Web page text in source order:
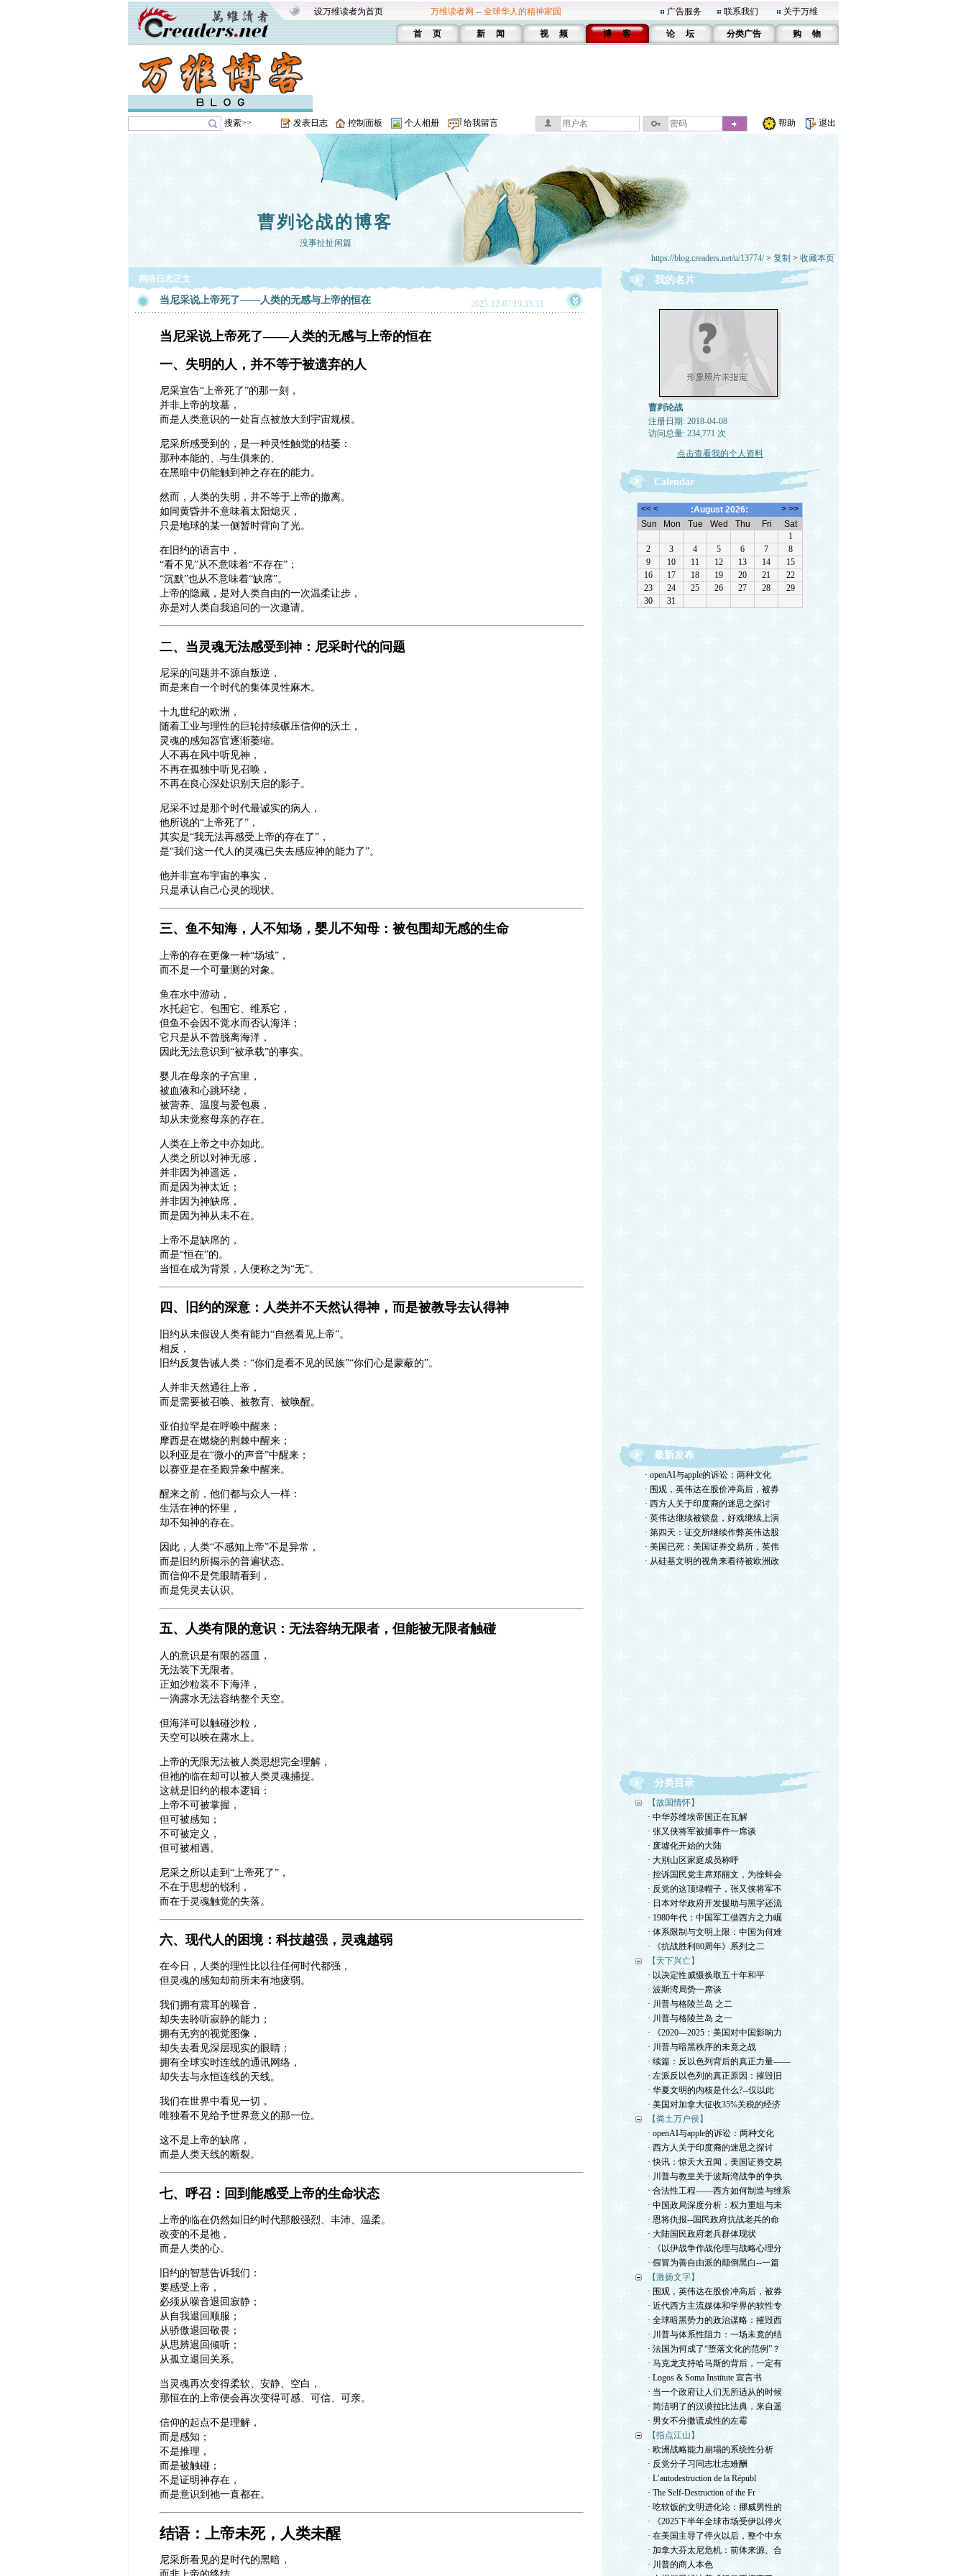
设万维读者为首页 万维读者网 -- 全球华人的精神家园 广告服务 联系我们 关于万维
首 页 新 闻 视 频 博 客 论 坛 分类广告 购 物
搜索>> 发表日志 控制面板 个人相册 给我留言 帮助 退出
曹刿论战的博客
没事扯扯闲篇
https://blog.creaders.net/u/13774/> 复制 > 收藏本页
网络日志正文
当尼采说上帝死了——人类的无感与上帝的恒在 2025-12-07 19:33:33
当尼采说上帝死了——人类的无感与上帝的恒在
一、失明的人，并不等于被遗弃的人
尼采宣告“上帝死了”的那一刻，
并非上帝的坟墓，
而是人类意识的一处盲点被放大到宇宙规模。
尼采所感受到的，是一种灵性触觉的枯萎：
那种本能的、与生俱来的、
在黑暗中仍能触到神之存在的能力。
然而，人类的失明，并不等于上帝的撤离。
如同黄昏并不意味着太阳熄灭，
只是地球的某一侧暂时背向了光。
在旧约的语言中，
“看不见”从不意味着“不存在”；
“沉默”也从不意味着“缺席”。
上帝的隐藏，是对人类自由的一次温柔让步，
亦是对人类自我追问的一次邀请。
二、当灵魂无法感受到神：尼采时代的问题
尼采的问题并不源自叛逆，
而是来自一个时代的集体灵性麻木。
十九世纪的欧洲，
随着工业与理性的巨轮持续碾压信仰的沃土，
灵魂的感知器官逐渐萎缩。
人不再在风中听见神，
不再在孤独中听见召唤，
不再在良心深处识别天启的影子。
尼采不过是那个时代最诚实的病人，
他所说的“上帝死了”，
其实是“我无法再感受上帝的存在了”，
是“我们这一代人的灵魂已失去感应神的能力了”。
他并非宣布宇宙的事实，
只是承认自己心灵的现状。
三、鱼不知海，人不知场，婴儿不知母：被包围却无感的生命
上帝的存在更像一种“场域”，
而不是一个可量测的对象。
鱼在水中游动，
水托起它、包围它、维系它，
但鱼不会因不觉水而否认海洋；
它只是从不曾脱离海洋，
因此无法意识到“被承载”的事实。
婴儿在母亲的子宫里，
被血液和心跳环绕，
被营养、温度与爱包裹，
却从未觉察母亲的存在。
人类在上帝之中亦如此。
人类之所以对神无感，
并非因为神遥远，
而是因为神太近；
并非因为神缺席，
而是因为神从未不在。
上帝不是缺席的，
而是“恒在”的。
当恒在成为背景，人便称之为“无”。
四、旧约的深意：人类并不天然认得神，而是被教导去认得神
旧约从未假设人类有能力“自然看见上帝”。
相反，
旧约反复告诫人类：“你们是看不见的民族”“你们心是蒙蔽的”。
人并非天然通往上帝，
而是需要被召唤、被教育、被唤醒。
亚伯拉罕是在呼唤中醒来；
摩西是在燃烧的荆棘中醒来；
以利亚是在“微小的声音”中醒来；
以赛亚是在圣殿异象中醒来。
醒来之前，他们都与众人一样：
生活在神的怀里，
却不知神的存在。
因此，人类“不感知上帝”不是异常，
而是旧约所揭示的普遍状态。
而信仰不是凭眼睛看到，
而是凭灵去认识。
五、人类有限的意识：无法容纳无限者，但能被无限者触碰
人的意识是有限的器皿，
无法装下无限者。
正如沙粒装不下海洋，
一滴露水无法容纳整个天空。
但海洋可以触碰沙粒，
天空可以映在露水上。
上帝的无限无法被人类思想完全理解，
但祂的临在却可以被人类灵魂捕捉。
这就是旧约的根本逻辑：
上帝不可被掌握，
但可被感知；
不可被定义，
但可被相遇。
尼采之所以走到“上帝死了”，
不在于思想的锐利，
而在于灵魂触觉的失落。
六、现代人的困境：科技越强，灵魂越弱
在今日，人类的理性比以往任何时代都强，
但灵魂的感知却前所未有地疲弱。
我们拥有震耳的噪音，
却失去聆听寂静的能力；
拥有无穷的视觉图像，
却失去看见深层现实的眼睛；
拥有全球实时连线的通讯网络，
却失去与永恒连线的天线。
我们在世界中看见一切，
唯独看不见给予世界意义的那一位。
这不是上帝的缺席，
而是人类天线的断裂。
七、呼召：回到能感受上帝的生命状态
上帝的临在仍然如旧约时代那般强烈、丰沛、温柔。
改变的不是祂，
而是人类的心。
旧约的智慧告诉我们：
要感受上帝，
必须从噪音退回寂静；
从自我退回顺服；
从骄傲退回敬畏；
从思辨退回倾听；
从孤立退回关系。
当灵魂再次变得柔软、安静、空白，
那恒在的上帝便会再次变得可感、可信、可亲。
信仰的起点不是理解，
而是感知；
不是推理，
而是被触碰；
不是证明神存在，
而是意识到祂一直都在。
结语：上帝未死，人类未醒
尼采所看见的是时代的黑暗，
我的名片
曹刿论战
注册日期: 2018-04-08
访问总量: 234,771 次
点击查看我的个人资料
Calendar
最新发布
· openAI与apple的诉讼：两种文化
· 围观，英伟达在股价冲高后，被券
· 西方人关于印度裔的迷思之探讨
· 英伟达继续被锁盘，好戏继续上演
· 第四天：证交所继续作弊英伟达股
· 美国已死：美国证券交易所，英伟
· 从硅基文明的视角来看待被欧洲政
分类目录
【故国情怀】
· 中华苏维埃帝国正在瓦解
· 张又侠将军被捕事件一席谈
· 废墟化开始的大陆
· 大别山区家庭成员称呼
· 控诉国民党主席郑丽文，为徐蚌会
· 反党的这顶绿帽子，张又侠将军不
· 日本对华政府开发援助与黑字还流
· 1980年代：中国军工借西方之力崛
· 体系限制与文明上限：中国为何难
· 《抗战胜利80周年》系列之二
【天下兴亡】
· 以决定性威慑换取五十年和平
· 波斯湾局势一席谈
· 川普与格陵兰岛 之二
· 川普与格陵兰岛 之一
· 《2020—2025：美国对中国影响力
· 川普与暗黑秩序的未竟之战
· 续篇：反以色列背后的真正力量——
· 左派反以色列的真正原因：摧毁旧
· 华夏文明的内核是什么?--仅以此
· 美国对加拿大征收35%关税的经济
【粪土万户侯】
· openAI与apple的诉讼：两种文化
· 西方人关于印度裔的迷思之探讨
· 快讯：惊天大丑闻，美国证券交易
· 川普与教皇关于波斯湾战争的争执
· 合法性工程——西方如何制造与维系
· 中国政局深度分析：权力重组与未
· 恩将仇报--国民政府抗战老兵的命
· 大陆国民政府老兵群体现状
· 《以伊战争作战伦理与战略心理分
· 假冒为善自由派的颠倒黑白--一篇
【激扬文字】
· 围观，英伟达在股价冲高后，被券
· 近代西方主流媒体和学界的软性专
· 全球暗黑势力的政治谋略：摧毁西
· 川普与体系性阻力：一场未竟的结
· 法国为何成了“堕落文化的范例”？
· 马克龙支持哈马斯的背后，一定有
· Logos & Soma Institute 宣言书
· 当一个政府让人们无所适从的时候
· 简洁明了的汉谟拉比法典，来自遥
· 男女不分撒谎成性的左霉
【指点江山】
· 欧洲战略能力崩塌的系统性分析
· 反党分子习同志壮志难酬
· L’autodestruction de la Républ
· The Self-Destruction of the Fr
· 吃软饭的文明进化论：挪威男性的
· 《2025下半年全球市场受伊以停火
· 在美国主导了停火以后，整个中东
· 加拿大芬太尼危机：前体来源、合
· 川普的商人本色